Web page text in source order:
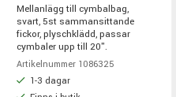
Mellanlägg till cymbalbag,
svart, 5st sammansittande
fickor, plyschklädd, passar
cymbaler upp till 20".
Artikelnummer 1086325
1-3 dagar